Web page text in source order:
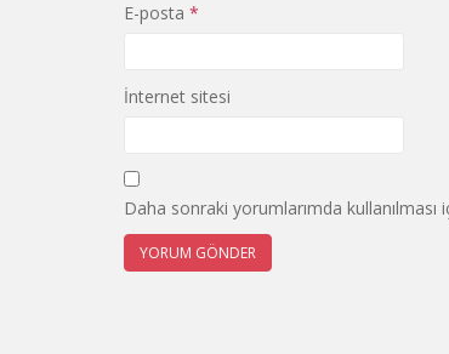
E-posta *
İnternet sitesi
Daha sonraki yorumlarımda